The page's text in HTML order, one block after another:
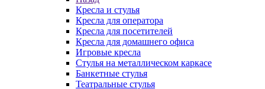
Кресла и стулья
Кресла для оператора
Кресла для посетителей
Кресла для домашнего офиса
Игровые кресла
Стулья на металлическом каркасе
Банкетные стулья
Театральные стулья